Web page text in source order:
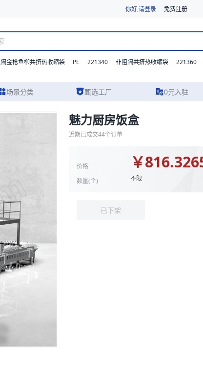
你好,请登录 免费注册
金枪鱼柳共挤热收缩袋 PE 221340 非阻隔共挤热收缩袋 221360
场景分类 甄选工厂 0元入驻
价参考。我们支持材质、型号与功能的灵活定制，并提供从方
魅力厨房饭盒
近期已成交44个订单
价格
数量(个)
￥
不限
已下架